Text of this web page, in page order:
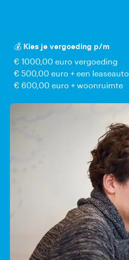
💰 Kies je vergoeding p/m
€ 1000,00 euro vergoeding
€ 500,00 euro + een leaseauto
€ 600,00 euro + woonruimte